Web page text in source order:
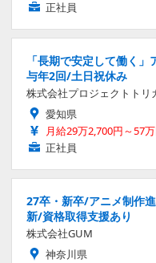
正社員
「長期で安定して働く
与年2回/土日祝休み
株式会社プロジェクトトリ
愛知県
月給29万2,700円～57
正社員
27卒・新卒/アニメ制作
新/資格取得支援あり
株式会社GUM
神奈川県